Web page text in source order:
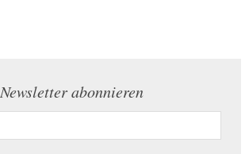
Newsletter abonnieren